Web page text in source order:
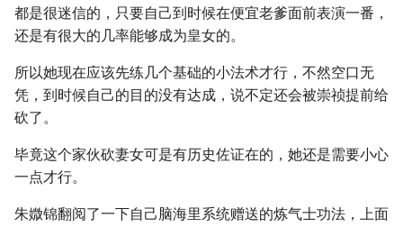
都是很迷信的，只要自己到时候在便宜老爹面前表演一番，
还是有很大的几率能够成为皇女的。
所以她现在应该先练几个基础的小法术才行，不然空口无
凭，到时候自己的目的没有达成，说不定还会被崇祯提前给
砍了。
毕竟这个家伙砍妻女可是有历史佐证在的，她还是需要小心
一点才行。
朱媺锦翻阅了一下自己脑海里系统赠送的炼气士功法，上面